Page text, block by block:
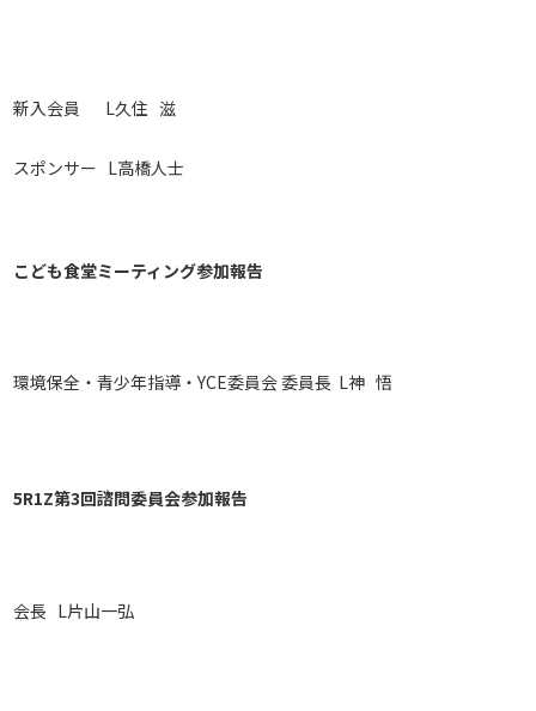
新入会員 L久住 滋
スポンサー L高橋人士
こども食堂ミーティング参加報告
環境保全・青少年指導・YCE委員会 委員長 L神 悟
5R1Z第3回諮問委員会参加報告
会長 L片山一弘